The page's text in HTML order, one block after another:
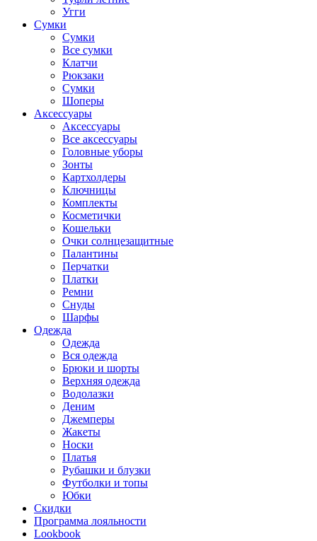
Угги
Сумки
Сумки
Все сумки
Клатчи
Рюкзаки
Сумки
Шоперы
Аксессуары
Аксессуары
Все аксессуары
Головные уборы
Зонты
Картхолдеры
Ключницы
Комплекты
Косметички
Кошельки
Очки солнцезащитные
Палантины
Перчатки
Платки
Ремни
Снуды
Шарфы
Одежда
Одежда
Вся одежда
Брюки и шорты
Верхняя одежда
Водолазки
Деним
Джемперы
Жакеты
Носки
Платья
Рубашки и блузки
Футболки и топы
Юбки
Скидки
Программа лояльности
Lookbook